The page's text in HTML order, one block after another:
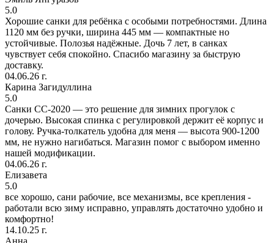
5.0
Хорошие санки для ребёнка с особыми потребностями. Длина
1120 мм без ручки, ширина 445 мм — компактные но
устойчивые. Полозья надёжные. Дочь 7 лет, в санках
чувствует себя спокойно. Спасибо магазину за быструю
доставку.
04.06.26 г.
Карина Загидуллина
5.0
Санки СС-2020 — это решение для зимних прогулок с
дочерью. Высокая спинка с регулировкой держит её корпус и
голову. Ручка-толкатель удобна для меня — высота 900-1200
мм, не нужно нагибаться. Магазин помог с выбором именно
нашей модификации.
04.06.26 г.
Елизавета
5.0
все хорошо, сани рабочие, все механизмы, все крепления -
работали всю зиму исправно, управлять достаточно удобно и
комфортно!
14.10.25 г.